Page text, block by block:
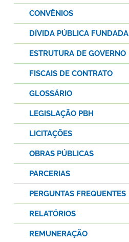
CONVÊNIOS
DÍVIDA PÚBLICA FUNDADA
ESTRUTURA DE GOVERNO
FISCAIS DE CONTRATO
GLOSSÁRIO
LEGISLAÇÃO PBH
LICITAÇÕES
OBRAS PÚBLICAS
PARCERIAS
PERGUNTAS FREQUENTES
RELATÓRIOS
REMUNERAÇÃO